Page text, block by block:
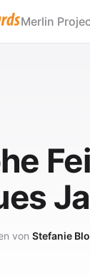
Merlin
von Stefanie